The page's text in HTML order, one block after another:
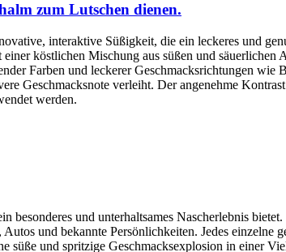
zum Lutschen dienen.
interaktive Süßigkeit, die ein leckeres und
köstlichen Mischung aus süßen und säuerlichen
Farben und leckerer Geschmacksrichtungen wie
Geschmacksnote verleiht. Der angenehme
werden.
und unterhaltsames Nascherlebnis
und bekannte Persönlichkeiten. Jedes einzelne
süße und spritzige Geschmacksexplosion in einer